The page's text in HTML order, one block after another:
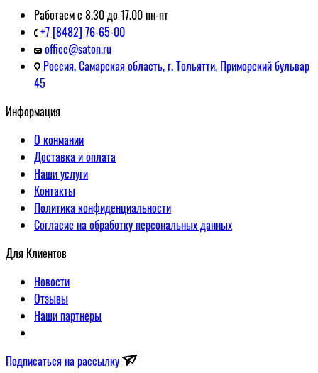
Работаем с 8.30 до 17.00 пн-пт
+7 [8482] 76-65-00
office@saton.ru
Россия, Самарская область, г. Тольятти, Приморский бульвар
45
Информация
О конмании
Доставка и оплата
Наши услуги
Контакты
Политика конфиденциальности
Согласие на обработку персональных данных
Для Клиентов
Новости
Отзывы
Наши партнеры
Подписаться на рассылку